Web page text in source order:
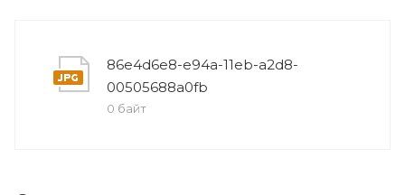
86e4d6e8-e94a-11eb-a2d8-
00505688a0fb
0 байт